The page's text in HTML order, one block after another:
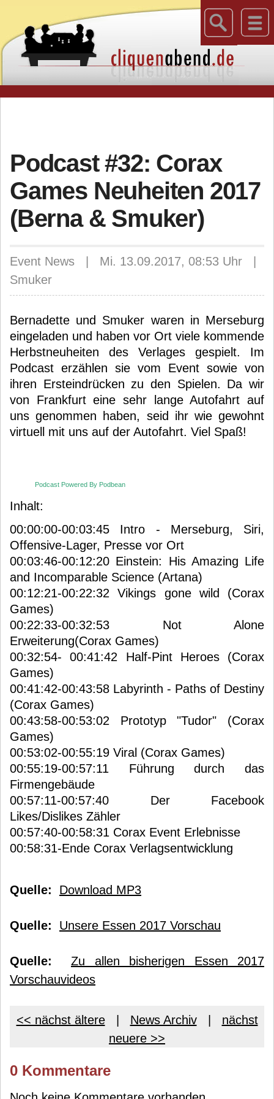
Podcast #32: Corax
Games Neuheiten 2017
(Berna & Smuker)
Event News | Mi. 13.09.2017, 08:53 Uhr |
Smuker
Bernadette und Smuker waren in Merseburg
eingeladen und haben vor Ort viele kommende
Herbstneuheiten des Verlages gespielt. Im
Podcast erzählen sie vom Event sowie von
ihren Ersteindrücken zu den Spielen. Da wir
von Frankfurt eine sehr lange Autofahrt auf
uns genommen haben, seid ihr wie gewohnt
virtuell mit uns auf der Autofahrt. Viel Spaß!
Podcast Powered By Podbean
Inhalt:
00:00:00-00:03:45 Intro - Merseburg, Siri,
Offensive-Lager, Presse vor Ort
00:03:46-00:12:20 Einstein: His Amazing Life
and Incomparable Science (Artana)
00:12:21-00:22:32 Vikings gone wild (Corax
Games)
00:22:33-00:32:53 Not Alone
Erweiterung(Corax Games)
00:32:54- 00:41:42 Half-Pint Heroes (Corax
Games)
00:41:42-00:43:58 Labyrinth - Paths of Destiny
(Corax Games)
00:43:58-00:53:02 Prototyp "Tudor" (Corax
Games)
00:53:02-00:55:19 Viral (Corax Games)
00:55:19-00:57:11 Führung durch das
Firmengebäude
00:57:11-00:57:40 Der Facebook
Likes/Dislikes Zähler
00:57:40-00:58:31 Corax Event Erlebnisse
00:58:31-Ende Corax Verlagsentwicklung
Quelle: Download MP3
Quelle: Unsere Essen 2017 Vorschau
Quelle:
Zu allen bisherigen Essen 2017
Vorschauvideos
<< nächst ältere| News Archiv| nächst
neuere >>
0 Kommentare